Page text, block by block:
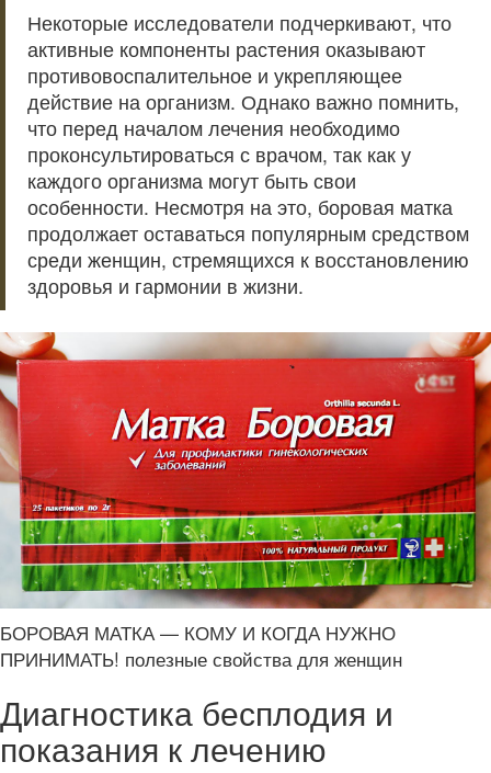
Некоторые исследователи подчеркивают, что
активные компоненты растения оказывают
противовоспалительное и укрепляющее
действие на организм. Однако важно помнить,
что перед началом лечения необходимо
проконсультироваться с врачом, так как у
каждого организма могут быть свои
особенности. Несмотря на это, боровая матка
продолжает оставаться популярным средством
среди женщин, стремящихся к восстановлению
здоровья и гармонии в жизни.
БОРОВАЯ МАТКА — КОМУ И КОГДА НУЖНО
ПРИНИМАТЬ! полезные свойства для женщин
Диагностика бесплодия и
показания к лечению